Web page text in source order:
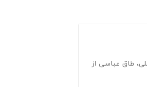
طاق عباسی از